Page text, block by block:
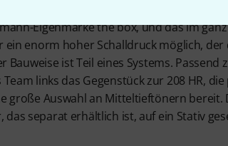
Eigenmarke the box, und das im
enorm hoher Schalldruck möglich,
ist Teil eines Systems. Passend
links das Gegenstück zur 208 HR,
große Auswahl an Mitteltieftönern bereit.
separat erhältlich ist, auf ein Stativ